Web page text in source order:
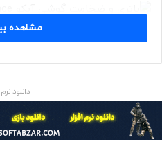
۲۲٫۷ ساعت به طور مداوم ویدیو پخش کند.
مشاهده
دانلود نرم